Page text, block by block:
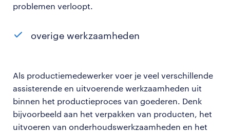
problemen verloopt.
overige werkzaamheden
Als productiemedewerker voer je veel verschillende
assisterende en uitvoerende werkzaamheden uit
binnen het productieproces van goederen. Denk
bijvoorbeeld aan het verpakken van producten, het
uitvoeren van onderhoudswerkzaamheden en het